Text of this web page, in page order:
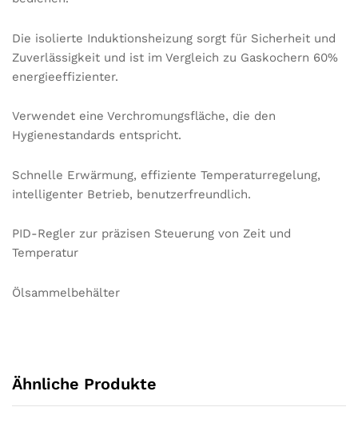
Die isolierte Induktionsheizung sorgt für Sicherheit und
Zuverlässigkeit und ist im Vergleich zu Gaskochern 60%
energieeffizienter.
Verwendet eine Verchromungsfläche, die den
Hygienestandards entspricht.
Schnelle Erwärmung, effiziente Temperaturregelung,
intelligenter Betrieb, benutzerfreundlich.
PID-Regler zur präzisen Steuerung von Zeit und
Temperatur
Ölsammelbehälter
Ähnliche Produkte